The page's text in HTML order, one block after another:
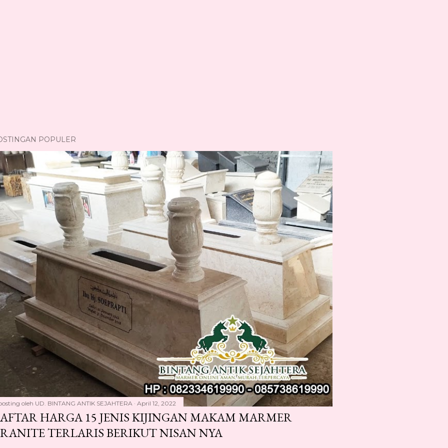
POPULER
oleh UD. BINTANG ANTIK SEJAHTERA April 12, 2022
HARGA 15 JENIS KIJINGAN MAKAM MARMER
TERLARIS BERIKUT NISAN NYA